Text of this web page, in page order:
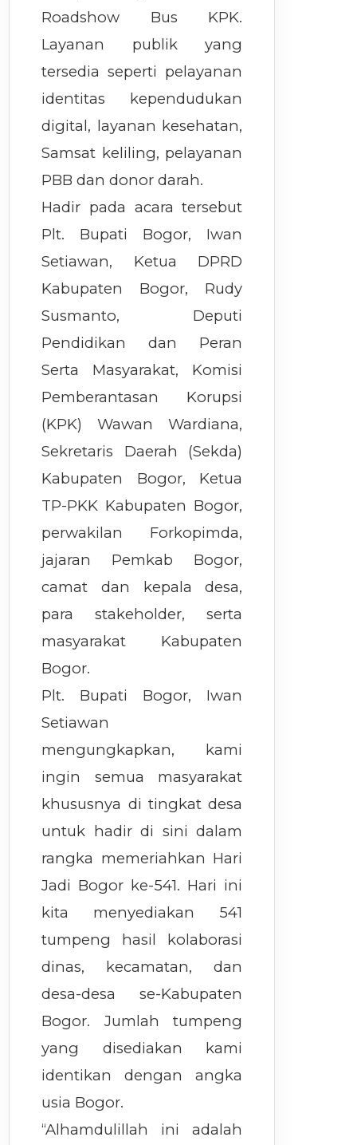
Roadshow Bus KPK.
Layanan publik yang
tersedia seperti pelayanan
identitas kependudukan
digital, layanan kesehatan,
Samsat keliling, pelayanan
PBB dan donor darah.
Hadir pada acara tersebut
Plt. Bupati Bogor, Iwan
Setiawan, Ketua DPRD
Kabupaten Bogor, Rudy
Susmanto, Deputi
Pendidikan dan Peran
Serta Masyarakat, Komisi
Pemberantasan Korupsi
(KPK) Wawan Wardiana,
Sekretaris Daerah (Sekda)
Kabupaten Bogor, Ketua
TP-PKK Kabupaten Bogor,
perwakilan Forkopimda,
jajaran Pemkab Bogor,
camat dan kepala desa,
para stakeholder, serta
masyarakat Kabupaten
Bogor.
Plt. Bupati Bogor, Iwan
Setiawan
mengungkapkan, kami
ingin semua masyarakat
khususnya di tingkat desa
untuk hadir di sini dalam
rangka memeriahkan Hari
Jadi Bogor ke-541. Hari ini
kita menyediakan 541
tumpeng hasil kolaborasi
dinas, kecamatan, dan
desa-desa se-Kabupaten
Bogor. Jumlah tumpeng
yang disediakan kami
identikan dengan angka
usia Bogor.
“Alhamdulillah ini adalah